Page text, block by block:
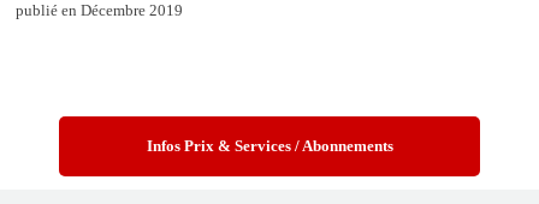
publié en Décembre 2019
Infos Prix & Services / Abonnements